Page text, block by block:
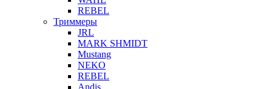
REBEL
Триммеры
JRL
MARK SHMIDT
Mustang
NEKO
REBEL
Andis